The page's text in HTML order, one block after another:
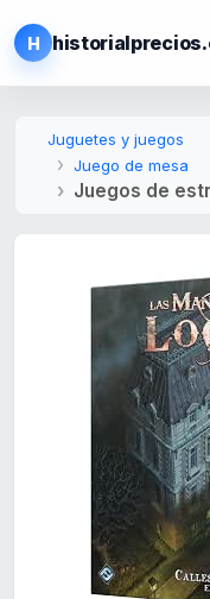
H
Juguetes y juegos
Juego de mesa
Juegos de